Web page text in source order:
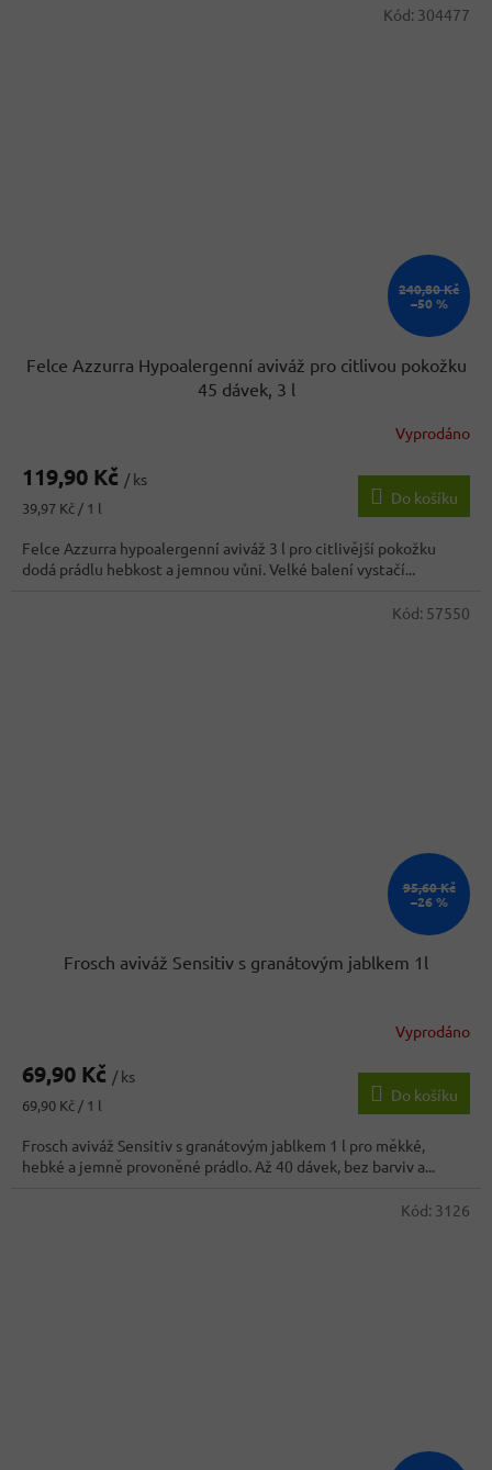
240,80 Kč
–50 %
Felce Azzurra Hypoalergenní aviváž pro citlivou pokožku
45 dávek, 3 l
Vyprodáno
119,90 Kč / ks
Měrná
39,97 Kč / 1 l
Do košíku
Felce Azzurra hypoalergenní aviváž 3 l pro citlivější pokožku
dodá prádlu hebkost a jemnou vůni. Velké balení vystačí...
Kód: 304477
95,60 Kč
–26 %
Frosch aviváž Sensitiv s granátovým jablkem 1l
produktu
3,6
z
5
hvězdiček.
Vyprodáno
69,90 Kč / ks
Měrná
69,90 Kč / 1 l
Do košíku
Frosch aviváž Sensitiv s granátovým jablkem 1 l pro měkké,
hebké a jemně provoněné prádlo. Až 40 dávek, bez barviv a...
Kód: 57550
Kód: 3126